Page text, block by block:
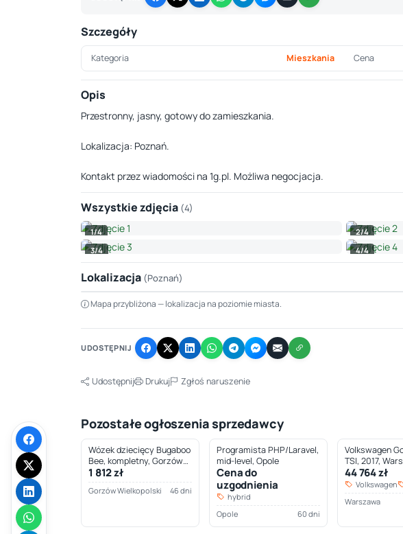
Szczegóły
Kategoria Mieszkania Cena
Opis
Przestronny, jasny, gotowy do zamieszkania.
Lokalizacja: Poznań.
Kontakt przez wiadomości na 1g.pl. Możliwa negocjacja.
Wszystkie zdjęcia (4)
1/4
2/4
3/4
4/4
Lokalizacja (Poznań)
+
−
Mapa przybliżona — lokalizacja na poziomie miasta.
UDOSTĘPNIJ
Udostępnij Drukuj Zgłoś naruszenie
Pozostałe ogłoszenia sprzedawcy
Wózek dziecięcy Bugaboo
Bee, kompletny, Gorzów
Wielkopolski
1 812 zł
Gorzów Wielkopolski 46 dni
Programista PHP/Laravel,
mid-level, Opole
Cena do
uzgodnienia
hybrid
Opole
60 dni
Volkswagen
TSI, 2017,
44 764 zł
Volkswagen
Warszawa